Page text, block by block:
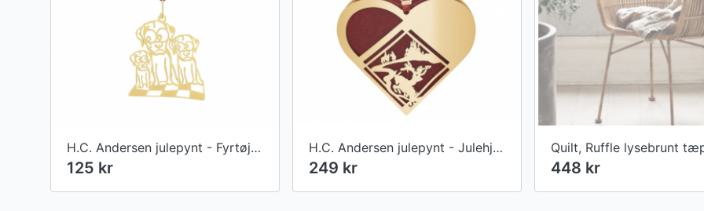
H.C. Andersen julepynt - Fyrtøjet ophæng
125 kr
H.C. Andersen julepynt - Julehjerte m. Klods Hans (8 cm)
249 kr
Quilt, Ruffle lysebrunt
448 kr